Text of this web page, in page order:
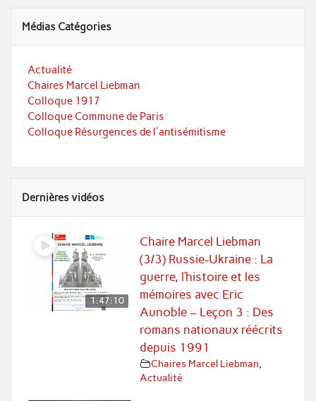
Médias Catégories
Actualité
Chaires Marcel Liebman
Colloque 1917
Colloque Commune de Paris
Colloque Résurgences de l'antisémitisme
Dernières vidéos
1:47:10
Chaire Marcel Liebman
(3/3) Russie-Ukraine : La
guerre, l’histoire et les
mémoires avec Eric
Aunoble – Leçon 3 : Des
romans nationaux réécrits
depuis 1991
Chaires Marcel Liebman
Actualité